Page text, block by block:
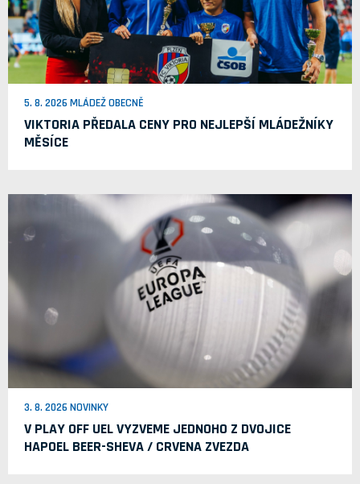
5. 8. 2026 MLÁDEŽ OBECNĚ
VIKTORIA PŘEDALA CENY PRO NEJLEPŠÍ MLÁDEŽNÍKY
MĚSÍCE
3. 8. 2026 NOVINKY
V PLAY OFF UEL VYZVEME JEDNOHO Z DVOJICE
HAPOEL BEER-SHEVA / CRVENA ZVEZDA